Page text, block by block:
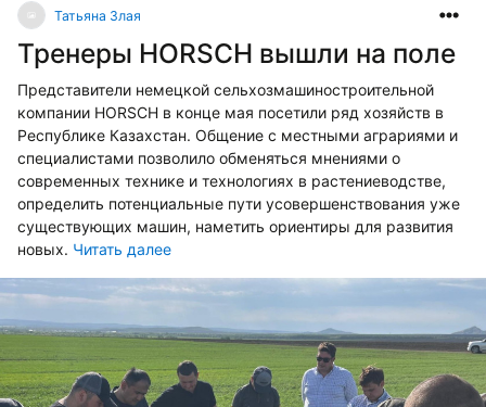
Татьяна Злая
Тренеры HORSCH вышли на поле
Представители немецкой сельхозмашиностроительной
компании HORSCH в конце мая посетили ряд хозяйств в
Республике Казахстан. Общение с местными аграриями и
специалистами позволило обменяться мнениями о
современных технике и технологиях в растениеводстве,
определить потенциальные пути усовершенствования уже
существующих машин, наметить ориентиры для развития
новых. Читать далее